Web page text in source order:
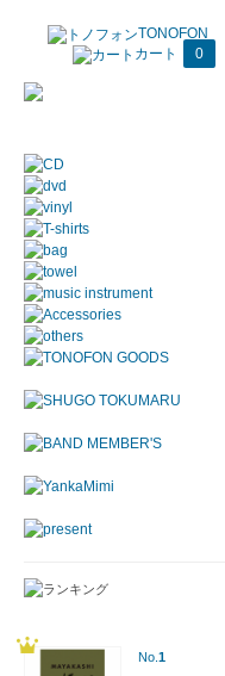
TONOFON
カート
0
No.1